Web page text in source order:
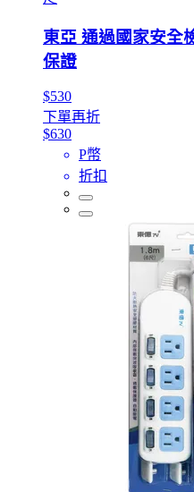
東亞 通過國家安全
保證
$530
下單再折
$630
P幣
折扣